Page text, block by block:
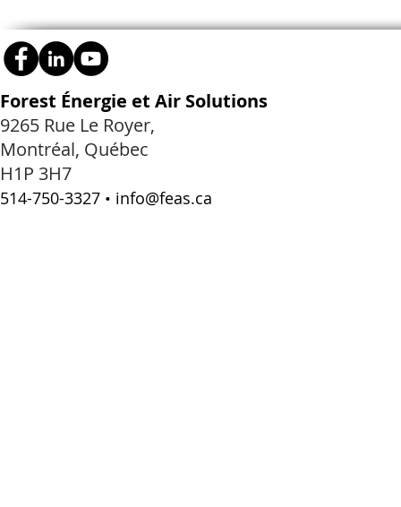
Forest Énergie et Air Solutions
9265 Rue Le Royer,
Montréal, Québec
H1P 3H7
514-750-3327 • info@feas.ca